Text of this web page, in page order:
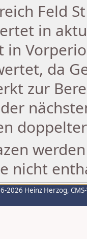
Feld
in
in
da
zur
nicht
2026 Heinz Herzog,